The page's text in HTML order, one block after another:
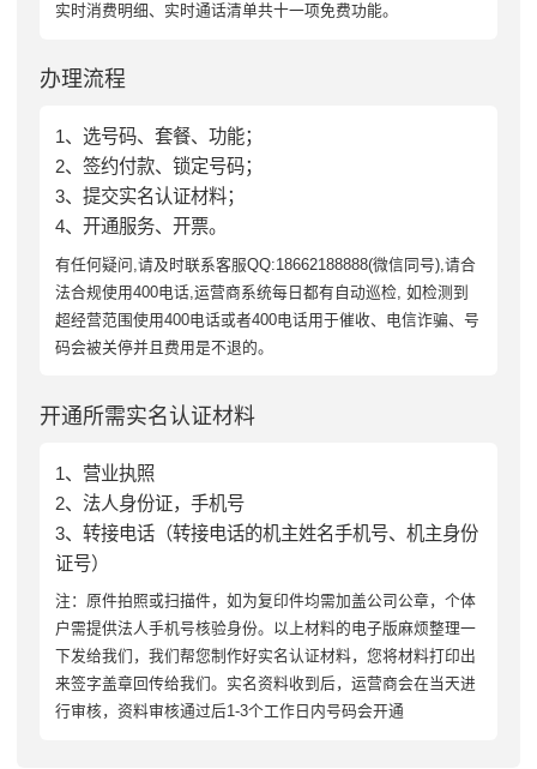
实时消费明细、实时通话清单共十一项免费功能。
办理流程
1、选号码、套餐、功能；
2、签约付款、锁定号码；
3、提交实名认证材料；
4、开通服务、开票。
有任何疑问,请及时联系客服QQ:18662188888(微信同号),请合
法合规使用400电话,运营商系统每日都有自动巡检, 如检测到
超经营范围使用400电话或者400电话用于催收、电信诈骗、号
码会被关停并且费用是不退的。
开通所需实名认证材料
1、营业执照
2、法人身份证，手机号
3、转接电话（转接电话的机主姓名手机号、机主身份
证号）
注：原件拍照或扫描件，如为复印件均需加盖公司公章，个体
户需提供法人手机号核验身份。以上材料的电子版麻烦整理一
下发给我们，我们帮您制作好实名认证材料，您将材料打印出
来签字盖章回传给我们。实名资料收到后，运营商会在当天进
行审核，资料审核通过后1-3个工作日内号码会开通